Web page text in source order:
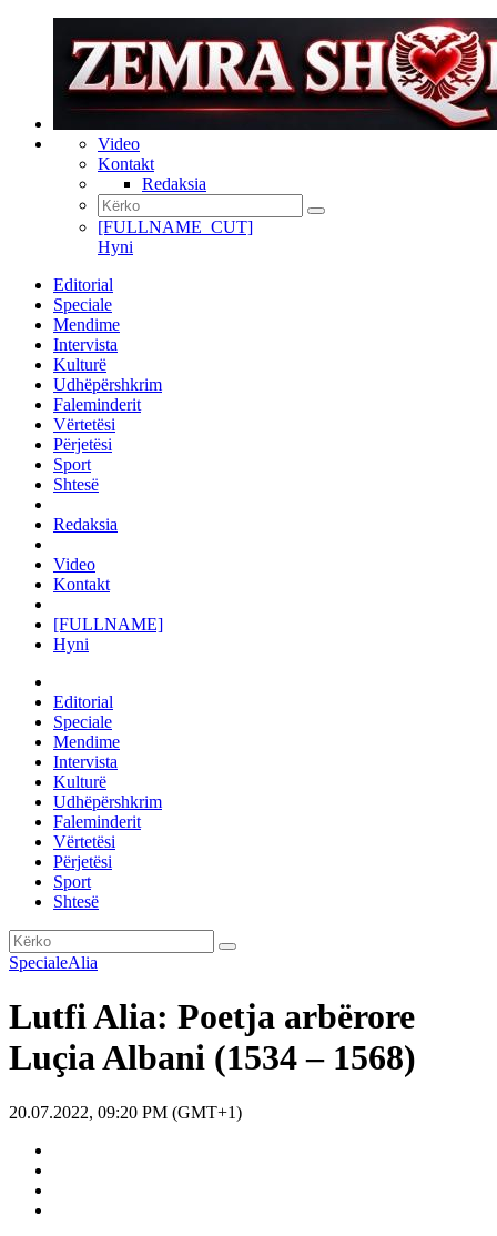
Video
Kontakt
Redaksia
[FULLNAME_CUT]
Hyni
Editorial
Speciale
Mendime
Intervista
Kulturë
Udhëpërshkrim
Faleminderit
Vërtetësi
Përjetësi
Sport
Shtesë
Redaksia
Video
Kontakt
[FULLNAME]
Hyni
Editorial
Speciale
Mendime
Intervista
Kulturë
Udhëpërshkrim
Faleminderit
Vërtetësi
Përjetësi
Sport
Shtesë
SpecialeAlia
Lutfi Alia: Poetja arbërore
Luçia Albani (1534 – 1568)
20.07.2022, 09:20 PM (GMT+1)